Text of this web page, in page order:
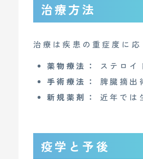
治療方法
治療は疾患の重症度に
薬物療法：
ステロイ
手術療法：
脾臓摘出
新規薬剤：
近年では
疫学と予後
Mente for Biz [メンテ]
情報セキュリティ基本方針
Copyright© 2023 Medi Face, Ltd. All Right Reserved.